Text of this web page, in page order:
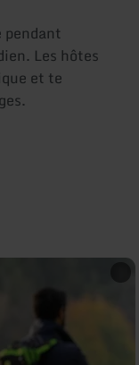
pendant
Les hôtes
et te